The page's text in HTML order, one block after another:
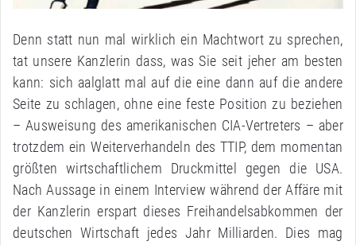
Denn statt nun mal wirklich ein Machtwort zu sprechen,
tat unsere Kanzlerin dass, was Sie seit jeher am besten
kann: sich aalglatt mal auf die eine dann auf die andere
Seite zu schlagen, ohne eine feste Position zu beziehen
– Ausweisung des amerikanischen CIA-Vertreters – aber
trotzdem ein Weiterverhandeln des TTIP, dem momentan
größten wirtschaftlichem Druckmittel gegen die USA.
Nach Aussage in einem Interview während der Affäre mit
der Kanzlerin erspart dieses Freihandelsabkommen der
deutschen Wirtschaft jedes Jahr Milliarden. Dies mag